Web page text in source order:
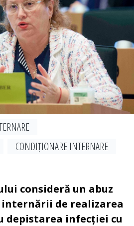
CONDIȚIONARE INTERNARE
consideră un abuz
de realizarea
depistarea infecției cu